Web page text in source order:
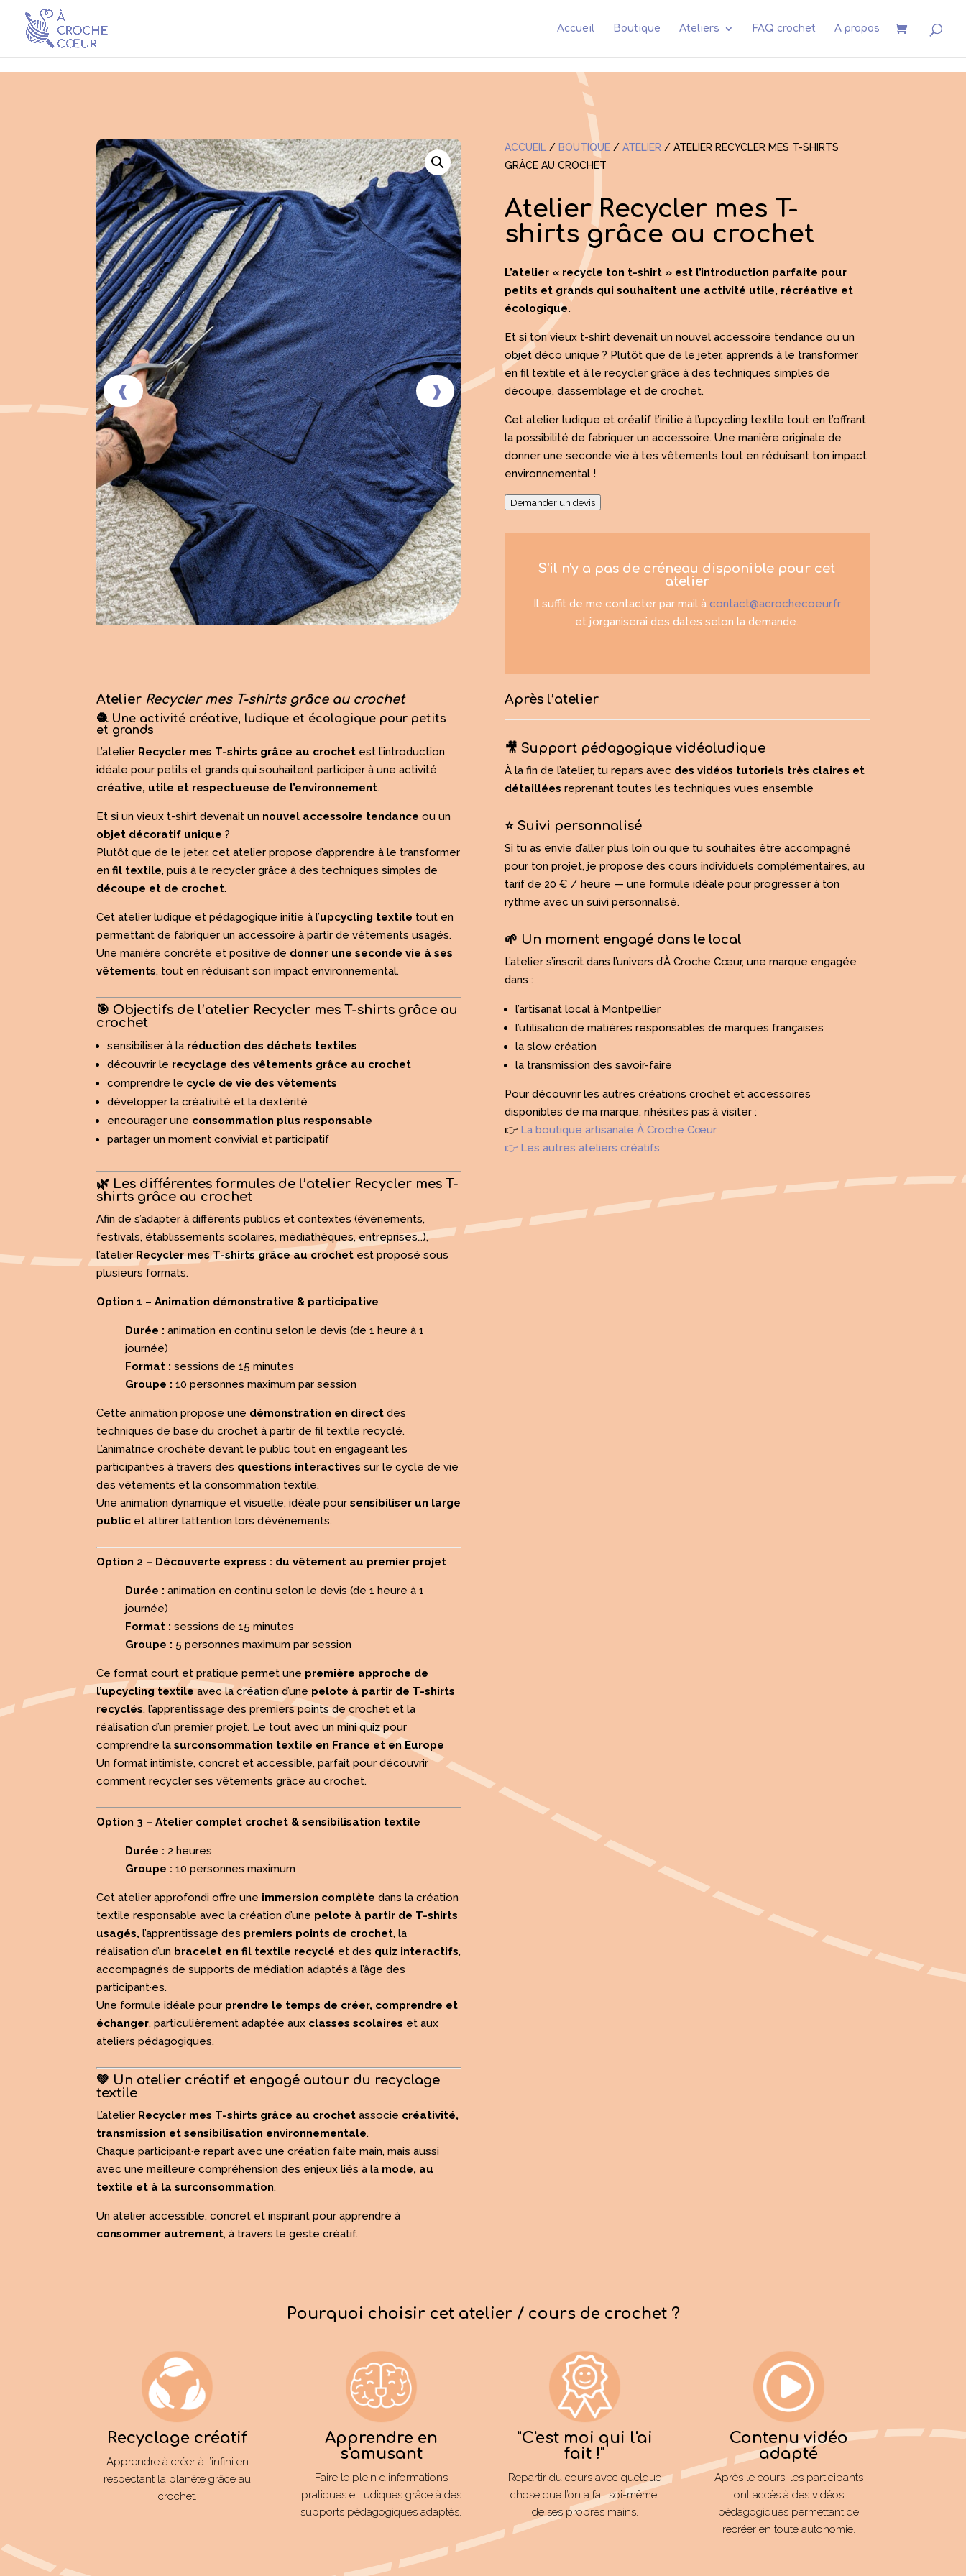
Accueil Boutique Ateliers FAQ crochet A propos
ACCUEIL / BOUTIQUE/ ATELIER / ATELIER RECYCLER MES T-SHIRTS
GRÂCE AU CROCHET
Atelier Recycler mes T-
shirts grâce au crochet
L’atelier « recycle ton t-shirt » est l’introduction parfaite pour
petits et grands qui souhaitent une activité utile, récréative et
écologique.
Et si ton vieux t-shirt devenait un nouvel accessoire tendance ou un
objet déco unique ? Plutôt que de le jeter, apprends à le transformer
en fil textile et à le recycler grâce à des techniques simples de
découpe, d’assemblage et de crochet.
Cet atelier ludique et créatif t’initie à l’upcycling textile tout en t’offrant
la possibilité de fabriquer un accessoire. Une manière originale de
donner une seconde vie à tes vêtements tout en réduisant ton impact
environnemental !
Demander un devis
S'il n'y a pas de créneau disponible pour cet
atelier
Il suffit de me contacter par mail à contact@acrochecoeur.fr
et j’organiserai des dates selon la demande.
Atelier Recycler mes T-shirts grâce au crochet
🧶 Une activité créative, ludique et écologique pour petits
et grands
L’atelier Recycler mes T-shirts grâce au crochet est l’introduction
idéale pour petits et grands qui souhaitent participer à une activité
créative, utile et respectueuse de l’environnement.
Et si un vieux t-shirt devenait un nouvel accessoire tendance ou un
objet décoratif unique ?
Plutôt que de le jeter, cet atelier propose d’apprendre à le transformer
enfil textile, puis à le recycler grâce à des techniques simples de
découpe et de crochet.
Cet atelier ludique et pédagogique initie à l’upcycling textile tout en
permettant de fabriquer un accessoire à partir de vêtements usagés.
Une manière concrète et positive de donner une seconde vie à ses
vêtements, tout en réduisant son impact environnemental.
🎯 Objectifs de l’atelier Recycler mes T-shirts grâce au
crochet
sensibiliser à la réduction des déchets textiles
découvrir le recyclage des vêtements grâce au crochet
comprendre le cycle de vie des vêtements
développer la créativité et la dextérité
encourager une consommation plus responsable
partager un moment convivial et participatif
🌿 Les différentes formules de l’atelier Recycler mes T-
shirts grâce au crochet
Afin de s’adapter à différents publics et contextes (événements,
festivals, établissements scolaires, médiathèques, entreprises…),
l’atelierRecycler mes T-shirts grâce au crochet est proposé sous
plusieurs formats.
Option 1 – Animation démonstrative & participative
Durée : animation en continu selon le devis (de 1 heure à 1
journée)
Format : sessions de 15 minutes
Groupe : 10 personnes maximum par session
Cette animation propose une démonstration en direct des
techniques de base du crochet à partir de fil textile recyclé.
L’animatrice crochète devant le public tout en engageant les
participant·es à travers des questions interactives sur le cycle de vie
des vêtements et la consommation textile.
Une animation dynamique et visuelle, idéale poursensibiliser un large
public et attirer l’attention lors d’événements.
Option 2 – Découverte express : du vêtement au premier projet
Durée : animation en continu selon le devis (de 1 heure à 1
journée)
Format : sessions de 15 minutes
Groupe : 5 personnes maximum par session
Ce format court et pratique permet une première approche de
l’upcycling textileavec la création d’une pelote à partir de T-shirts
recyclés, l’apprentissage des premiers points de crochet et la
réalisation d’un premier projet. Le tout avec un mini quiz pour
comprendre lasurconsommation textile en France et en Europe
Un format intimiste, concret et accessible, parfait pour découvrir
comment recycler ses vêtements grâce au crochet.
Option 3 – Atelier complet crochet & sensibilisation textile
Durée : 2 heures
Groupe : 10 personnes maximum
Cet atelier approfondi offre une immersion complète dans la création
textile responsable avec la création d’une pelote à partir de T-shirts
usagés,l’apprentissage des premiers points de crochet, la
réalisation d’un bracelet en fil textile recyclé et des quiz interactifs,
accompagnés de supports de médiation adaptés à l’âge des
participant·es.
Une formule idéale pour prendre le temps de créer, comprendre et
échanger, particulièrement adaptée aux classes scolaires et aux
ateliers pédagogiques.
💚 Un atelier créatif et engagé autour du recyclage
textile
L’atelier Recycler mes T-shirts grâce au crochet associe créativité,
transmission et sensibilisation environnementale.
Chaque participant·e repart avec une création faite main, mais aussi
avec une meilleure compréhension des enjeux liés à la mode, au
textile et à la surconsommation.
Un atelier accessible, concret et inspirant pour apprendre à
consommer autrement, à travers le geste créatif.
Après l’atelier
🎥 Support pédagogique vidéoludique
À la fin de l’atelier, tu repars avec des vidéos tutoriels très claires et
détaillées reprenant toutes les techniques vues ensemble
⭐ Suivi personnalisé
Si tu as envie d’aller plus loin ou que tu souhaites être accompagné
pour ton projet, je propose des cours individuels complémentaires, au
tarif de 20 € / heure — une formule idéale pour progresser à ton
rythme avec un suivi personnalisé.
🌱 Un moment engagé dans le local
L’atelier s’inscrit dans l’univers d’À Croche Cœur, une marque engagée
dans :
l’artisanat local à Montpellier
l’utilisation de matières responsables de marques françaises
la slow création
la transmission des savoir-faire
Pour découvrir les autres créations crochet et accessoires
disponibles de ma marque, n’hésites pas à visiter :
👉 La boutique artisanale À Croche Cœur
👉 Les autres ateliers créatifs
Pourquoi choisir cet atelier / cours de crochet ?
Recyclage créatif
Apprendre à créer à l’infini en
respectant la planète grâce au
crochet.
Apprendre en
s'amusant
Faire le plein d’informations
pratiques et ludiques grâce à des
supports pédagogiques adaptés.
"C'est moi qui l'ai
fait !"
Repartir du cours avec quelque
chose que l’on a fait soi-même,
de ses propres mains.
Contenu vidéo
adapté
Après le cours, les participants
ont accès à des vidéos
pédagogiques permettant de
recréer en toute autonomie.